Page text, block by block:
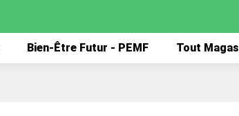
Bien-Être Futur - PEMF Tout